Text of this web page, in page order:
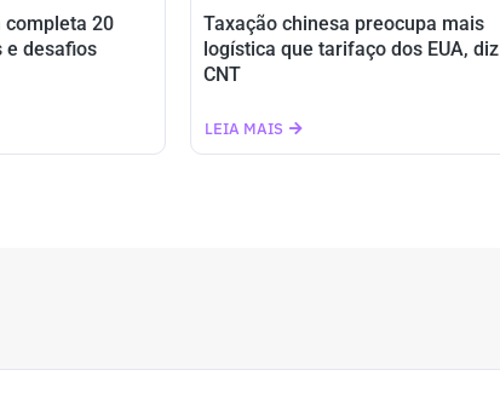
completa 20
e desafios
Taxação chinesa preocupa mais
logística que tarifaço dos EUA, diz
CNT
LEIA MAIS